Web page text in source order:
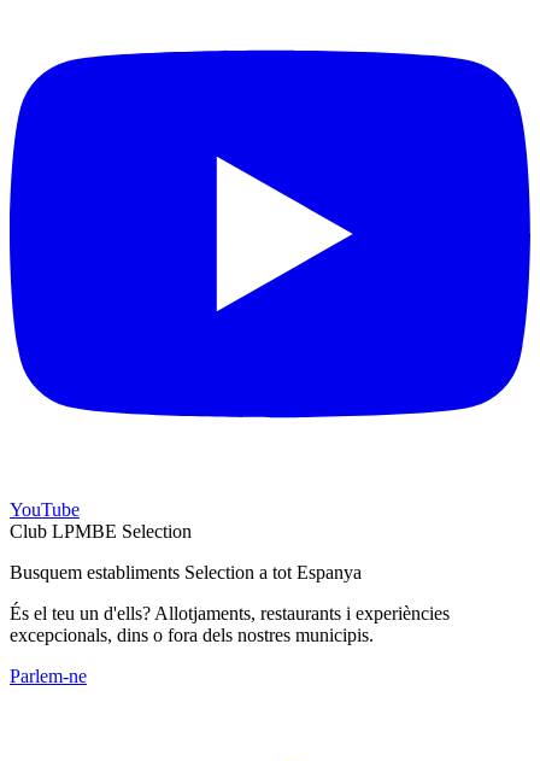
YouTube
Club LPMBE Selection
Busquem establiments Selection a tot Espanya
És el teu un d'ells? Allotjaments, restaurants i experiències
excepcionals, dins o fora dels nostres municipis.
Parlem-ne